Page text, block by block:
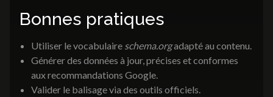
Bonnes pratiques
Utiliser le vocabulaire schema.orgadapté au contenu.
Générer des données à jour, précises et conformes
aux recommandations Google.
Valider le balisage via des outils officiels.